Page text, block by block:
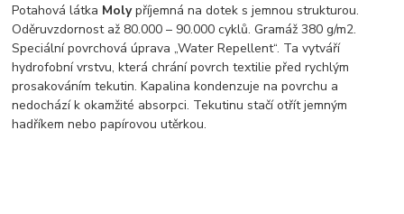
Potahová látka Molypříjemná na dotek s jemnou strukturou.
Oděruvzdornost až 80.000 – 90.000 cyklů. Gramáž 380 g/m2.
Speciální povrchová úprava „Water Repellent“. Ta vytváří
hydrofobní vrstvu, která chrání povrch textilie před rychlým
prosakováním tekutin. Kapalina kondenzuje na povrchu a
nedochází k okamžité absorpci. Tekutinu stačí otřít jemným
hadříkem nebo papírovou utěrkou.